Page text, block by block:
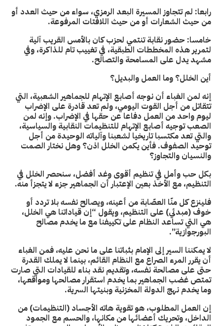
رابعا: لم تتجاوز المسيرة البعد الرمزي، سواء من حيث العدد أو
من حيث الشعارات أو من حيث اللافتات المرفوعة.
خامسا: حضور نقابة تنتمي لحزب كان بالأمس القريب آلية
لتمرير هذه المخططات الطبقية، في تغييب تام للذاكرة، وفي
مشهد يدل على المسامحة والتصالح.
أين الخلل؟ وما العمل والبديل؟
إنه لمن الغباء أن نوجه أصابع الإتهام للجماهير الشعبية، التي
تتقاتل من أجل القوت اليومي، ولم تعد قادرة على الإضراب
ليوم واحد من العمل دفاعا عن حقها في الإضراب. وإنه لمن
الصعب توجيه أصابع الإتهام للتنظيمات النقابية والسياسية،
والتي تعد مكتسبا تاريخيا لشعبنا وآلياته الوحيدة من أجل
توحيد الصفوف. فأين يكمن الخلل اذن؟ وهل نختار الصمت
والنسيان والتجاوز؟
بكل حب وأمل في تنظيم أقوى وغد أفضل، سنحصر الخلل في
التنظيم، مع الأخذ بعين الإعتبار أن الجماهير جزء لا يتجزأ منه.
فلينزع كل منّا العصّابة من أعينه، ويصالح نفسه بلا تردد أو
خوف (مبدئي) على التنظيم، ويقول “إن قياداتنا هي الخلل،
هي التي تساعد النظام على تكييفنا مع ما يخدم مصالح
البورجوازية”.
لا يمكننا السير إلى الإمام بثباتنا على ما نحن عليه، فمن الغباء
أن يقرر المرء الصراع مع النظام القائم، بينما لا يملك القدرة
حتى على مصالحة نفسه، وتقديم نقد بناء للقيادات التي صارت
تمتص غضب الجماهير بما يخدم استقرار مصالحها ومواقعها،
وما يخدم نهج الدولة المخزنية وبنيتها السرية.
إن العمل المطلوب، هو تقوية هاته الأجساد (التنظيمات) من
الداخل، وتحريك أعضائها من مكانها، والحسم مع الجمود